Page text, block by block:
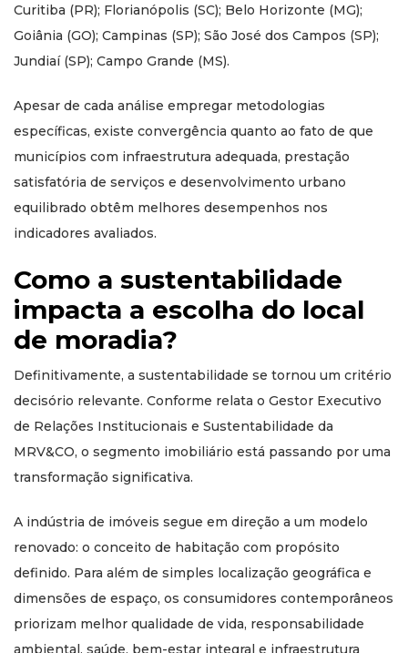
Curitiba (PR); Florianópolis (SC); Belo Horizonte (MG);
Goiânia (GO); Campinas (SP); São José dos Campos (SP);
Jundiaí (SP); Campo Grande (MS).
Apesar de cada análise empregar metodologias
específicas, existe convergência quanto ao fato de que
municípios com infraestrutura adequada, prestação
satisfatória de serviços e desenvolvimento urbano
equilibrado obtêm melhores desempenhos nos
indicadores avaliados.
Como a sustentabilidade
impacta a escolha do local
de moradia?
Definitivamente, a sustentabilidade se tornou um critério
decisório relevante. Conforme relata o Gestor Executivo
de Relações Institucionais e Sustentabilidade da
MRV&CO, o segmento imobiliário está passando por uma
transformação significativa.
A indústria de imóveis segue em direção a um modelo
renovado: o conceito de habitação com propósito
definido. Para além de simples localização geográfica e
dimensões de espaço, os consumidores contemporâneos
priorizam melhor qualidade de vida, responsabilidade
ambiental, saúde, bem-estar integral e infraestrutura